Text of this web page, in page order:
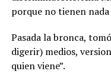
porque no tienen nada
Pasada la bronca,
digerir) medios,
quien viene”.